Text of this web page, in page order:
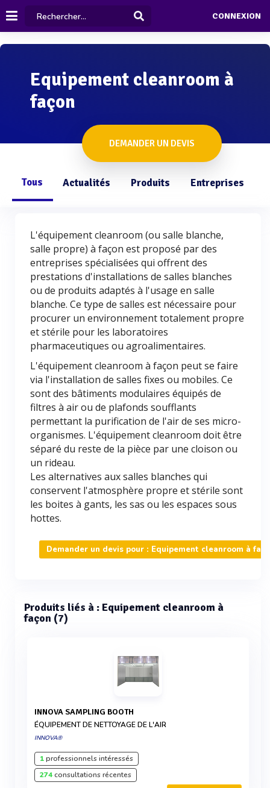
CONNEXION
Equipement cleanroom à
façon
DEMANDER UN DEVIS
Tous Actualités Produits Entreprises
L'équipement cleanroom (ou salle blanche,
salle propre) à façon est proposé par des
entreprises spécialisées qui offrent des
prestations d'installations de salles blanches
ou de produits adaptés à l'usage en salle
blanche. Ce type de salles est nécessaire pour
procurer un environnement totalement propre
et stérile pour les laboratoires
pharmaceutiques ou agroalimentaires.
L'équipement cleanroom à façon peut se faire
via l'installation de salles fixes ou mobiles. Ce
sont des bâtiments modulaires équipés de
filtres à air ou de plafonds soufflants
permettant la purification de l'air de ses micro-
organismes. L'équipement cleanroom doit être
séparé du reste de la pièce par une cloison ou
un rideau.
Les alternatives aux salles blanches qui
conservent l'atmosphère propre et stérile sont
les boites à gants, les sas ou les espaces sous
hottes.
Demander un devis pour : Equipement cleanroom à
Produits liés à : Equipement cleanroom à
façon (7)
INNOVA SAMPLING BOOTH
ÉQUIPEMENT DE NETTOYAGE DE L'AIR
INNOVA®
1professionnels intéressés
274consultations récentes